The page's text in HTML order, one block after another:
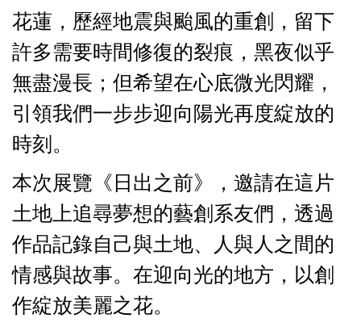
花蓮，歷經地震與颱風的重創，留下
許多需要時間修復的裂痕，黑夜似乎
無盡漫長；但希望在心底微光閃耀，
引領我們一步步迎向陽光再度綻放的
時刻。
本次展覽《日出之前》，邀請在這片
土地上追尋夢想的藝創系友們，透過
作品記錄自己與土地、人與人之間的
情感與故事。在迎向光的地方，以創
作綻放美麗之花。